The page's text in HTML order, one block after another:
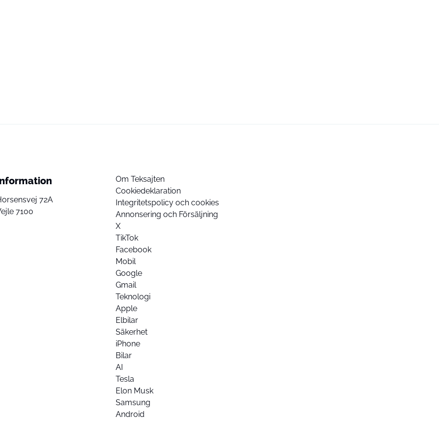
72A
7100
Om Teksajten
Cookiedeklaration
Integritetspolicy och cookies
Annonsering och Försäljning
X
TikTok
Facebook
Mobil
Google
Gmail
Teknologi
Apple
Elbilar
Säkerhet
iPhone
Bilar
AI
Tesla
Elon Musk
Samsung
Android